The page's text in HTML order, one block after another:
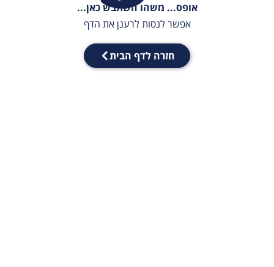
אופס... משהו השתבש כאן...
אפשר לנסות לרענן את הדף
חזרה לדף הבית